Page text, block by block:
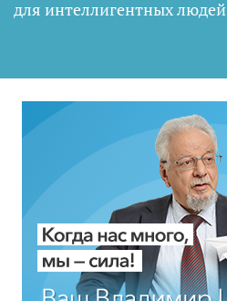
для интеллигентных людей